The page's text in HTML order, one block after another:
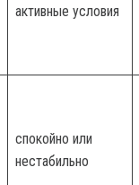
активные условия
спокойно или
нестабильно